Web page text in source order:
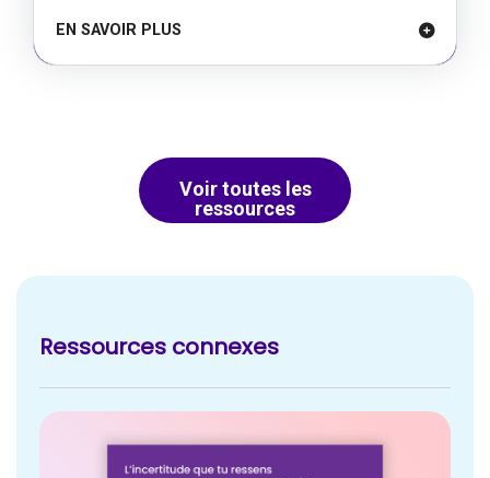
Remerciements
EN SAVOIR PLUS
Voir toutes les
ressources
Ressources connexes